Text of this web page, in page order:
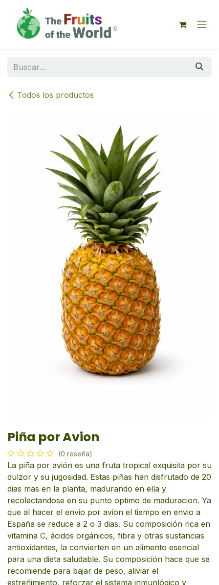
Todos los productos
Piña por Avion
(0 reseña)
La piña por avión es una fruta tropical exquisita por su
dulzor y su jugosidad. Estas piñas han disfrutado de 20
dias mas en la planta, madurando en ella y
recolectandose en su punto optimo de maduracion. Ya
que al hacer el envio por avion el tiempo en envio a
España se reduce a 2 o 3 dias. Su composición rica en
vitamina C, ácidos orgánicos, fibra y otras sustancias
antioxidantes, la convierten en un alimento esencial
para una dieta saludable. Su composición hace que se
recomiende para bajar de peso, aliviar el
estreñimiento, reforzar el sistema inmunlógico y